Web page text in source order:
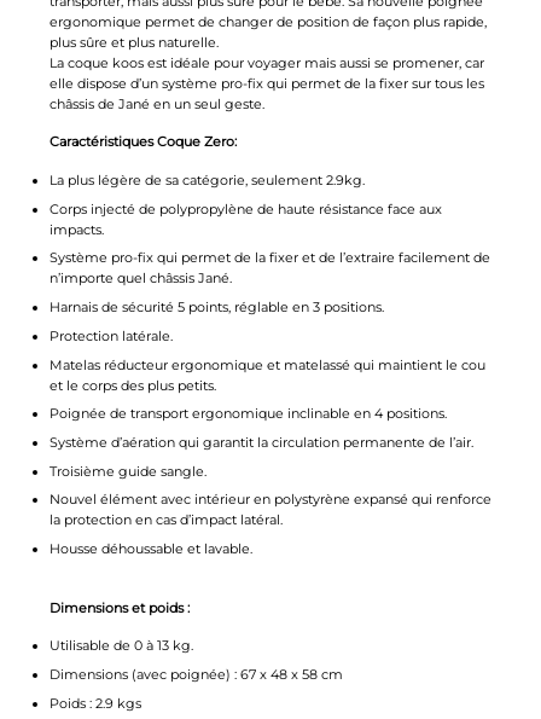
ergonomique permet de changer de position de façon plus rapide,
plus sûre et plus naturelle.
La coque koos est idéale pour voyager mais aussi se promener, car
elle dispose d’un système pro-fix qui permet de la fixer sur tous les
châssis de Jané en un seul geste.
Caractéristiques Coque Zero:
La plus légère de sa catégorie, seulement 2.9kg.
Corps injecté de polypropylène de haute résistance face aux
impacts.
Système pro-fix qui permet de la fixer et de l’extraire facilement de
n’importe quel châssis Jané.
Harnais de sécurité 5 points, réglable en 3 positions.
Protection latérale.
Matelas réducteur ergonomique et matelassé qui maintient le cou
et le corps des plus petits.
Poignée de transport ergonomique inclinable en 4 positions.
Système d’aération qui garantit la circulation permanente de l’air.
Troisième guide sangle.
Nouvel élément avec intérieur en polystyrène expansé qui renforce
la protection en cas d’impact latéral.
Housse déhoussable et lavable.
Dimensions et poids :
Utilisable de 0 à 13 kg.
Dimensions (avec poignée) : 67 x 48 x 58 cm
Poids : 2.9 kgs